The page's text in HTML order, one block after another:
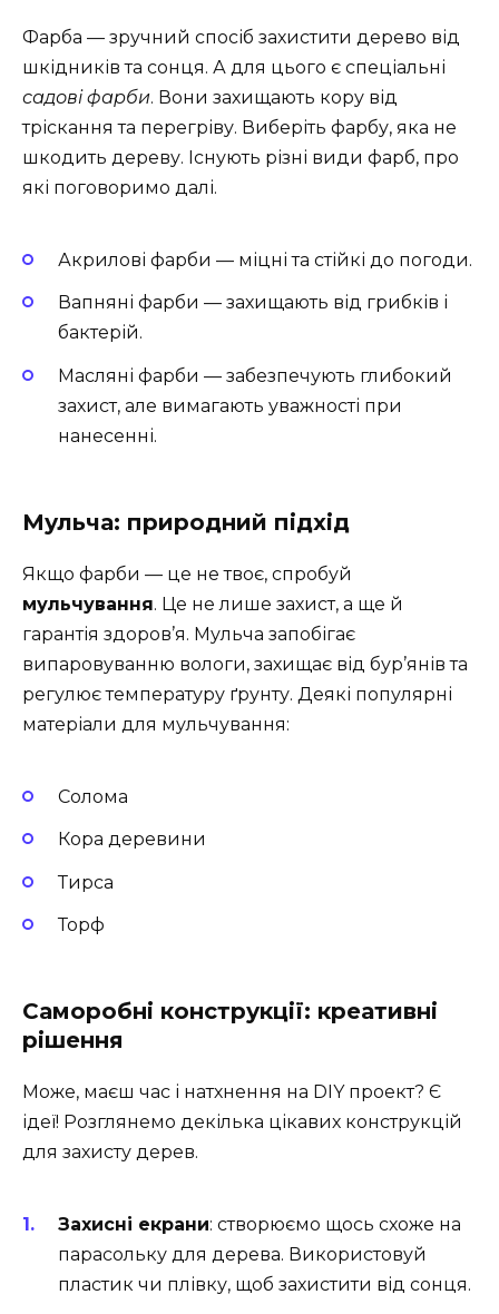
Фарба — зручний спосіб захистити дерево від
шкідників та сонця. А для цього є спеціальні
садові фарби. Вони захищають кору від
тріскання та перегріву. Виберіть фарбу, яка не
шкодить дереву. Існують різні види фарб, про
які поговоримо далі.
Акрилові фарби — міцні та стійкі до погоди.
Вапняні фарби — захищають від грибків і
бактерій.
Масляні фарби — забезпечують глибокий
захист, але вимагають уважності при
нанесенні.
Мульча: природний підхід
Якщо фарби — це не твоє, спробуй
мульчування. Це не лише захист, а ще й
гарантія здоров’я. Мульча запобігає
випаровуванню вологи, захищає від бур’янів та
регулює температуру ґрунту. Деякі популярні
матеріали для мульчування:
Солома
Кора деревини
Тирса
Торф
Саморобні конструкції: креативні
рішення
Може, маєш час і натхнення на DIY проект? Є
ідеї! Розглянемо декілька цікавих конструкцій
для захисту дерев.
Захисні екрани: створюємо щось схоже на
парасольку для дерева. Використовуй
пластик чи плівку, щоб захистити від сонця.